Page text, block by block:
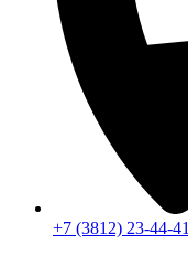
+7 (3812) 23-44-41